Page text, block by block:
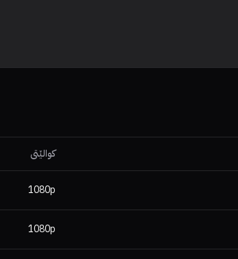
کوالێتی
1080p
1080p